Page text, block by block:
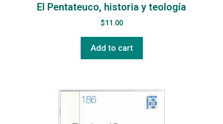
El Pentateuco, historia y teología
$11.00
Add to cart